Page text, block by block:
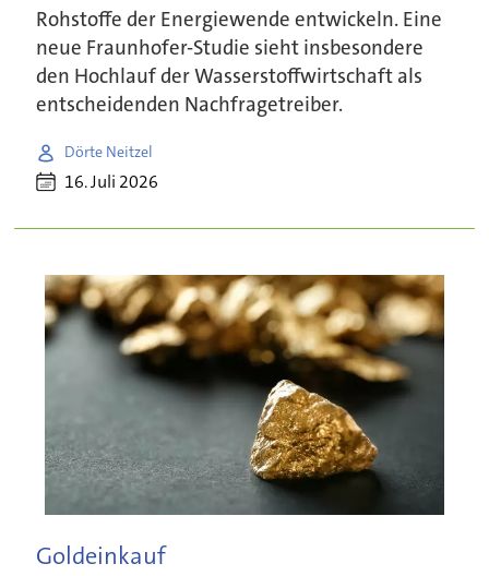
Rohstoffe der Energiewende entwickeln. Eine
neue Fraunhofer-Studie sieht insbesondere
den Hochlauf der Wasserstoffwirtschaft als
entscheidenden Nachfragetreiber.
Dörte Neitzel
16. Juli 2026
Goldeinkauf